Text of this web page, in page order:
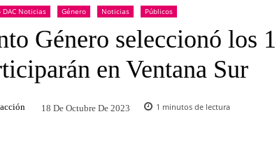
DAC Noticias Género Noticias Públicos
Género seleccionó los
en Ventana Sur
18 De Octubre De 2023 1 minutos de lectura